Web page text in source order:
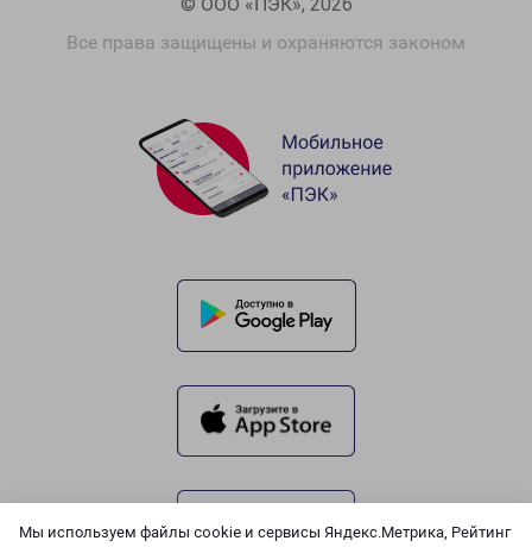
Мы используем файлы cookie и сервисы Яндекс.Метрика, Рейтинг
© ООО «ПЭК», 2026
Все права защищены и охраняются законом